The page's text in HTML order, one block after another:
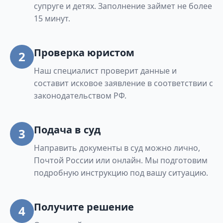
супруге и детях. Заполнение займет не более
15 минут.
2 Проверка юристом
Наш специалист проверит данные и
составит исковое заявление в соответствии с
законодательством РФ.
3 Подача в суд
Направить документы в суд можно лично,
Почтой России или онлайн. Мы подготовим
подробную инструкцию под вашу ситуацию.
4 Получите решение